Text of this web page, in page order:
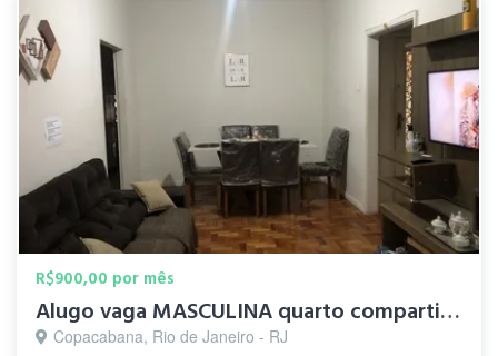
R$900,00 por mês
Alugo vaga MASCULINA quarto compartilhado Copacabana
Copacabana, Rio de Janeiro - RJ